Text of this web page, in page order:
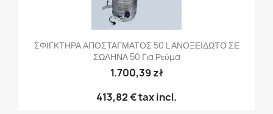
ΣΦΙΓΚΤΗΡΑ ΑΠΟΣΤΑΓΜΑΤΟΣ 50 L ΑΝΟΞΕΙΔΩΤΟ ΣΕ
ΣΩΛΗΝΑ 50 Για Ρεύμα
1.700,39 zł
413,82 €tax incl.